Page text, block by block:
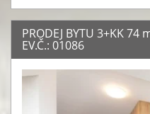
PRODEJ BYTU 3+KK 74
EV.Č.: 01086